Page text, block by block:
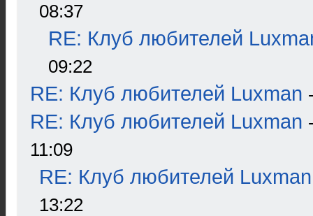
08:37
RE: Клуб любителей
09:22
RE: Клуб любителей Luxman
RE: Клуб любителей Luxman
11:09
RE: Клуб любителей Luxman
13:22